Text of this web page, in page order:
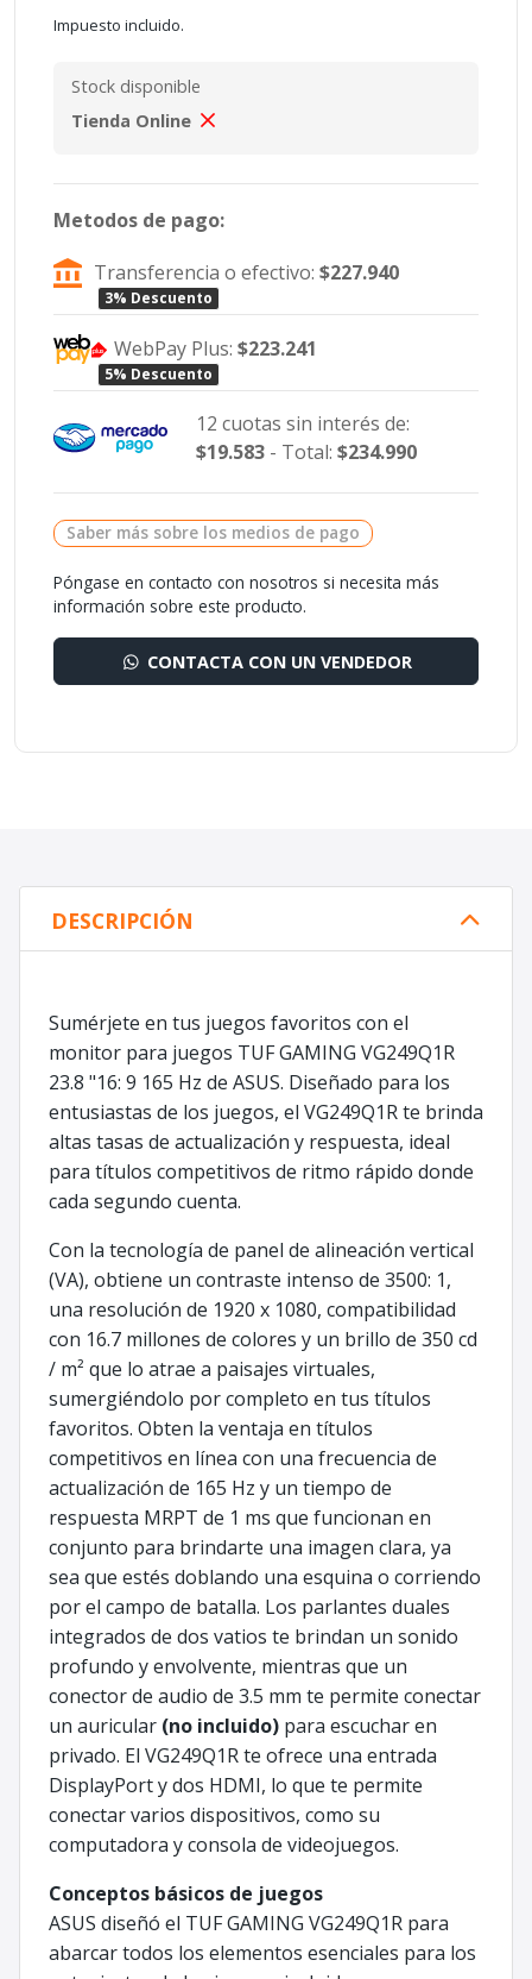
Impuesto incluido.
Stock disponible
Tienda Online
Metodos de pago:
Transferencia o efectivo:$227.940
3% Descuento
WebPay Plus:$223.241
5% Descuento
12 cuotas sin interés de:
$19.583- Total: $234.990
Saber más sobre los medios de pago
Póngase en contacto con nosotros si necesita más
información sobre este producto.
CONTACTA CON UN VENDEDOR
DESCRIPCIÓN
Sumérjete en tus juegos favoritos con el
monitor para juegos TUF GAMING VG249Q1R
23.8 "16: 9 165 Hz de ASUS. Diseñado para los
entusiastas de los juegos, el VG249Q1R te brinda
altas tasas de actualización y respuesta, ideal
para títulos competitivos de ritmo rápido donde
cada segundo cuenta.
Con la tecnología de panel de alineación vertical
(VA), obtiene un contraste intenso de 3500: 1,
una resolución de 1920 x 1080, compatibilidad
con 16.7 millones de colores y un brillo de 350 cd
/ m² que lo atrae a paisajes virtuales,
sumergiéndolo por completo en tus títulos
favoritos. Obten la ventaja en títulos
competitivos en línea con una frecuencia de
actualización de 165 Hz y un tiempo de
respuesta MRPT de 1 ms que funcionan en
conjunto para brindarte una imagen clara, ya
sea que estés doblando una esquina o corriendo
por el campo de batalla. Los parlantes duales
integrados de dos vatios te brindan un sonido
profundo y envolvente, mientras que un
conector de audio de 3.5 mm te permite conectar
un auricular (no incluido) para escuchar en
privado. El VG249Q1R te ofrece una entrada
DisplayPort y dos HDMI, lo que te permite
conectar varios dispositivos, como su
computadora y consola de videojuegos.
Conceptos básicos de juegos
ASUS diseñó el TUF GAMING VG249Q1R para
abarcar todos los elementos esenciales para los